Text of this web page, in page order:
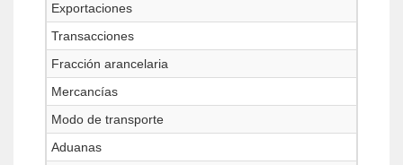
Exportaciones
Transacciones
Fracción arancelaria
Mercancías
Modo de transporte
Aduanas